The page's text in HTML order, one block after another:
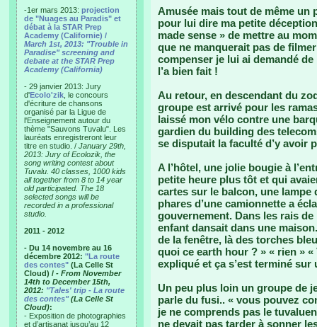
-1er mars 2013: projection
de "Nuages au Paradis" et
débat à la STAR Prep
Academy (Californie) /
March 1st, 2013: "Trouble in
Paradise" screening and
debate at the STAR Prep
Academy (California)
- 29 janvier 2013: Jury
d'Ecolo'zik , le concours
d'écriture de chansons
organisé par la Ligue de
l'Enseignement autour du
thème "Sauvons Tuvalu". Les
lauréats enregistreront leur
titre en studio. / January 29th,
2013: Jury of Ecolozik, the
song writing contest about
Tuvalu. 40 classes, 1000 kids
all together from 8 to 14 year
old participated. The 18
selected songs will be
recorded in a professional
studio.
2011 - 2012
- Du 14 novembre au 16
décembre 2012: "La route
des contes" (La Celle St
Cloud) / - From November
14th to December 15th,
2012: "Tales' trip - La route
des contes"(La Celle St
Cloud):
- Exposition de photographies
et d’artisanat jusqu’au 12
Amusée mais tout de même un
pour lui dire ma petite
made sense » de mettre au
que ne manquerait pas de
compenser je lui ai demandé
l’a bien fait !
Au retour, en descendant du
groupe est arrivé pour les
laissé mon vélo contre une
gardien du building des
se disputait la faculté d’y avoir
A l’hôtel, une jolie bougie à
petite heure plus tôt et qui
cartes sur le balcon, une lampe
phares d’une camionnette a
gouvernement. Dans les rais
enfant dansait dans une
de la fenêtre, là des torches
quoi ce earth hour ? » « rien »
expliqué et ça s’est terminé sur
Un peu plus loin un groupe de
parle du fusi.. « vous pouvez
je ne comprends pas le
ne devait pas tarder à sonner